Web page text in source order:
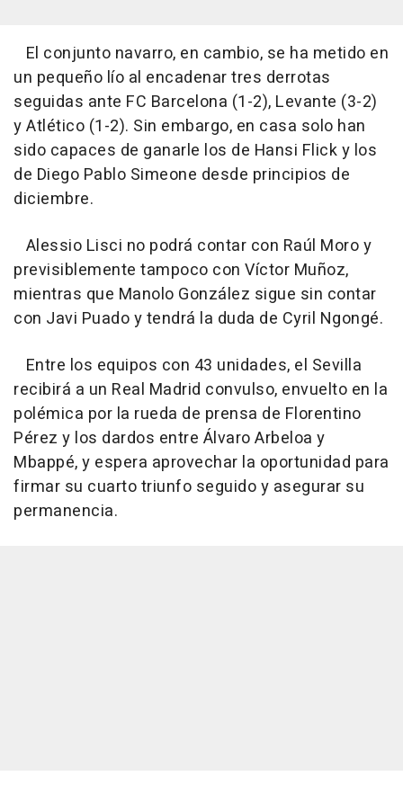
El conjunto navarro, en cambio, se ha metido en
un pequeño lío al encadenar tres derrotas
seguidas ante FC Barcelona (1-2), Levante (3-2)
y Atlético (1-2). Sin embargo, en casa solo han
sido capaces de ganarle los de Hansi Flick y los
de Diego Pablo Simeone desde principios de
diciembre.
Alessio Lisci no podrá contar con Raúl Moro y
previsiblemente tampoco con Víctor Muñoz,
mientras que Manolo González sigue sin contar
con Javi Puado y tendrá la duda de Cyril Ngongé.
Entre los equipos con 43 unidades, el Sevilla
recibirá a un Real Madrid convulso, envuelto en la
polémica por la rueda de prensa de Florentino
Pérez y los dardos entre Álvaro Arbeloa y
Mbappé, y espera aprovechar la oportunidad para
firmar su cuarto triunfo seguido y asegurar su
permanencia.